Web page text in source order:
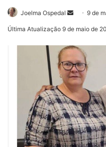
Joelma Ospedal
Mande
mail
9 de
Última Atualização 9 de maio de